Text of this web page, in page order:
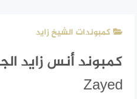
كمبوندات الشيخ زايد
Zayed